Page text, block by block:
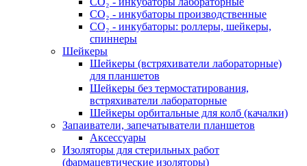
СО₂ - инкубаторы производственные
СО₂ - инкубаторы: роллеры, шейкеры,
спиннеры
Шейкеры
Шейкеры (встряхиватели лабораторные)
для планшетов
Шейкеры без термостатирования,
встряхиватели лабораторные
Шейкеры орбитальные для колб (качалки)
Запаиватели, запечатыватели планшетов
Аксессуары
Изоляторы для стерильных работ
(фармацевтические изоляторы)